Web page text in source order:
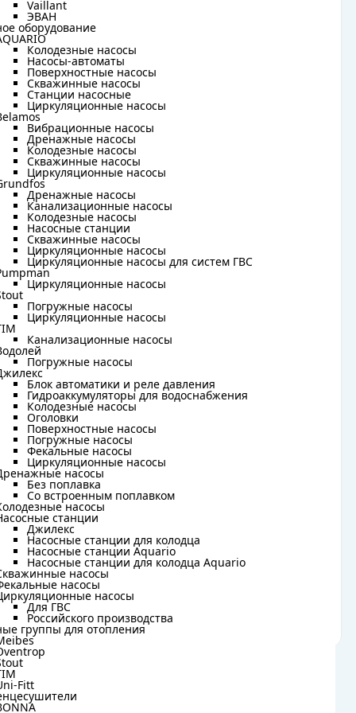
Vaillant
ЭВАН
оборудование
Колодезные насосы
Насосы-автоматы
Поверхностные насосы
Скважинные насосы
Станции насосные
Циркуляционные насосы
Вибрационные насосы
Дренажные насосы
Колодезные насосы
Скважинные насосы
Циркуляционные насосы
Дренажные насосы
Канализационные насосы
Колодезные насосы
Насосные станции
Скважинные насосы
Циркуляционные насосы
Циркуляционные насосы для систем ГВС
Циркуляционные насосы
Погружные насосы
Циркуляционные насосы
Канализационные насосы
Погружные насосы
Блок автоматики и реле давления
Гидроаккумуляторы для водоснабжения
Колодезные насосы
Оголовки
Поверхностные насосы
Погружные насосы
Фекальные насосы
Циркуляционные насосы
насосы
Без поплавка
Со встроенным поплавком
насосы
станции
Джилекс
Насосные станции для колодца
Насосные станции Aquario
Насосные станции для колодца Aquario
насосы
насосы
насосы
Для ГВС
Российского производства
группы для отопления
Fitt
Vaillant
ЭВАН
оборудование
Колодезные насосы
Насосы-автоматы
Поверхностные насосы
Скважинные насосы
Станции насосные
Циркуляционные насосы
Вибрационные насосы
Дренажные насосы
Колодезные насосы
Скважинные насосы
Циркуляционные насосы
Дренажные насосы
Канализационные насосы
Колодезные насосы
Насосные станции
Скважинные насосы
Циркуляционные насосы
Циркуляционные насосы для систем ГВС
Циркуляционные насосы
Погружные насосы
Циркуляционные насосы
Канализационные насосы
Погружные насосы
Блок автоматики и реле давления
Гидроаккумуляторы для водоснабжения
Колодезные насосы
Оголовки
Поверхностные насосы
Погружные насосы
Фекальные насосы
Циркуляционные насосы
насосы
Без поплавка
Со встроенным поплавком
насосы
станции
Джилекс
Насосные станции для колодца
Насосные станции Aquario
Насосные станции для колодца Aquario
насосы
насосы
насосы
Для ГВС
Российского производства
группы для отопления
Fitt
18.5 кВт
190 л
65 кг
3/4"
95°C
6 бар
0,615 м²
2,4 кВт, 220B
настенное
эмалированный